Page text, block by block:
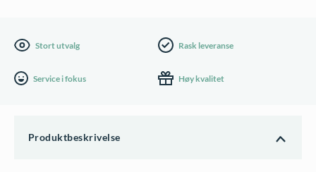
antallStort utvalg Rask leveranse
Service i fokus Høy kvalitet
Produktbeskrivelse